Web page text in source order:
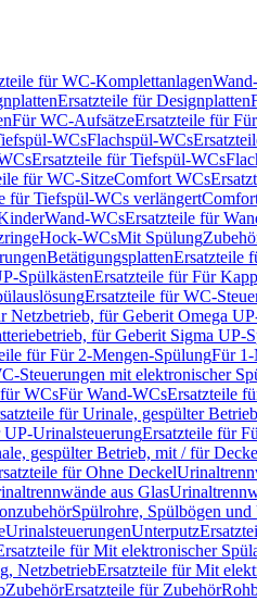
für WC-Komplettanlagen
Ersatzteile für Designplatten
Für WC-AufsätzeErsatzteile für
WCsFlachspül-WCs
Ersatzteile für Tiefspül-WCs
für WC-SitzeComfort WCs
für Tiefspül-WCs verlängert
Wand-WCsErsatzteile für
Hock-WCsMit Spülung
BetätigungsplattenErsatzteile
SpülkästenErsatzteile für Für
Ersatzteile für WC-
Netzbetrieb, für Geberit Omega
für Geberit Sigma UP-
für Für 2-Mengen-SpülungFür
Steuerungen mit elektronischer
WCsFür Wand-WCsErsatzteile
für Urinale, gespülter
UrinalsteuerungErsatzteile für
gespülter Betrieb, mit / für
für Ohne Deckel
aus Glas
Spülrohre, Spülbögen und
UrinalsteuerungenUnterputz
für Mit elektronischer
NetzbetriebErsatzteile für Mit
ZubehörErsatzteile für Zubehör